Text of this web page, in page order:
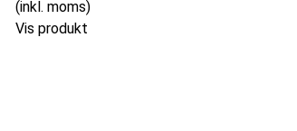
(inkl. moms)
Vis produkt